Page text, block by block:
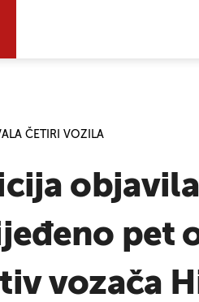
ČETIRI VOZILA
pet
vozača